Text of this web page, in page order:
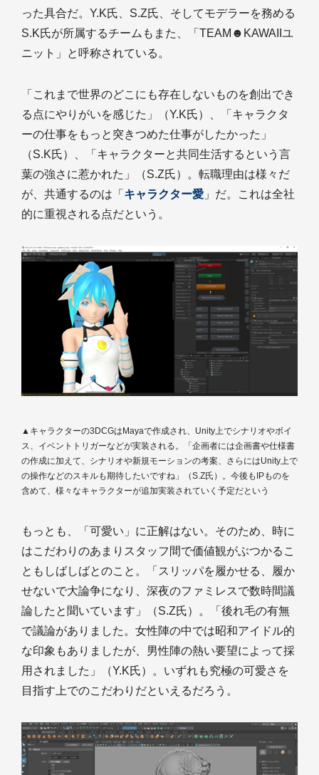
った具合だ。Y.K氏、S.Z氏、そしてモデラーを務める
S.K氏が所属するチームもまた、「TEAM☻KAWAIIユ
ニット」と呼称されている。
「これまで世界のどこにも存在しないものを創出でき
る点にやりがいを感じた」（Y.K氏）、「キャラクタ
ーの仕事をもっと突きつめた仕事がしたかった」
（S.K氏）、「キャラクターと共同生活するという言
葉の強さに惹かれた」（S.Z氏）。転職理由は様々だ
が、共通するのは「 キャラクター愛 」だ。これは全社
的に重視される点だという。
▲キャラクターの3DCGはMayaで作成され、Unity上でシナリオやボイ
ス、イベントトリガーなどが実装される。「企画者には企画書や仕様書
の作成に加えて、シナリオや新規モーションの考案、さらにはUnity上で
の操作などのスキルも期待したいですね」（S.Z氏）。今後もIPものを
含めて、様々なキャラクターが追加実装されていく予定だという
もっとも、「可愛い」に正解はない。そのため、時に
はこだわりのあまりスタッフ間で価値観がぶつかるこ
ともしばしばとのこと。「スリッパを履かせる、履か
せないで大論争になり、深夜のファミレスで数時間議
論したと聞いています」（S.Z氏）。「後れ毛の有無
で議論がありました。女性陣の中では昭和アイドル的
な印象もありましたが、男性陣の熱い要望によって採
用されました」（Y.K氏）。いずれも究極の可愛さを
目指す上でのこだわりだといえるだろう。